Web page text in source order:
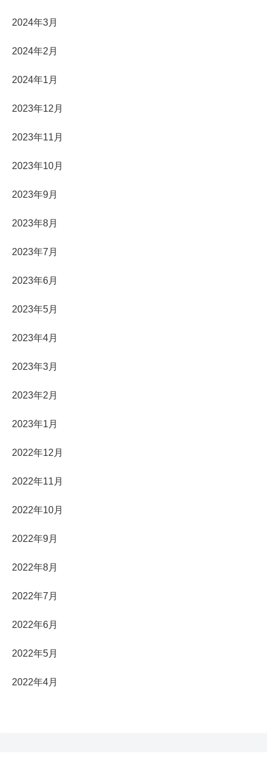
2024年3月
2024年2月
2024年1月
2023年12月
2023年11月
2023年10月
2023年9月
2023年8月
2023年7月
2023年6月
2023年5月
2023年4月
2023年3月
2023年2月
2023年1月
2022年12月
2022年11月
2022年10月
2022年9月
2022年8月
2022年7月
2022年6月
2022年5月
2022年4月